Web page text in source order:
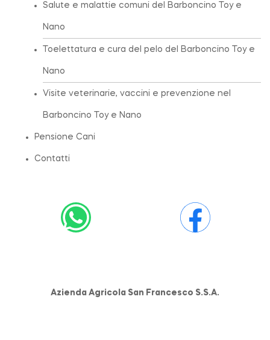
Salute e malattie comuni del Barboncino Toy e
Nano
Toelettatura e cura del pelo del Barboncino Toy e
Nano
Visite veterinarie, vaccini e prevenzione nel
Barboncino Toy e Nano
Pensione Cani
Contatti
Azienda Agricola San Francesco S.S.A.